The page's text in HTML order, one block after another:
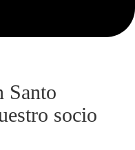
Santo
socio